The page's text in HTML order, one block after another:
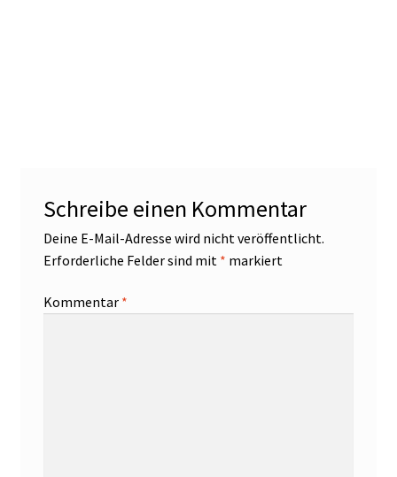
Schreibe einen Kommentar
Deine E-Mail-Adresse wird nicht veröffentlicht.
Erforderliche Felder sind mit * markiert
Kommentar *